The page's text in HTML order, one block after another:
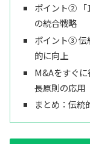
ポイント② 「
の統合戦略
ポイント③ 伝
的に向上
M&Aをすぐ
長原則の応用
まとめ：伝統